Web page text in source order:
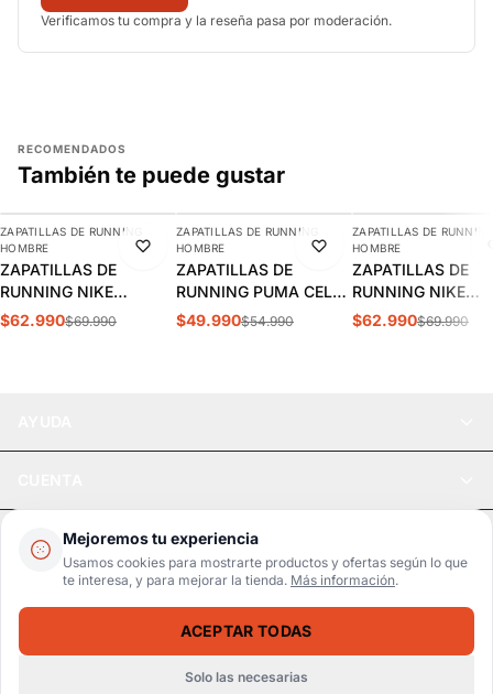
Mejoremos tu experiencia
Usamos cookies para mostrarte productos y ofertas según lo que
te interesa, y para mejorar la tienda. Más información.
ACEPTAR TODAS
Solo las necesarias
Verificamos tu compra y la reseña pasa por moderación.
RECOMENDADOS
También te puede gustar
-10%
AGREGAR
ZAPATILLAS DE RUNNING
HOMBRE
ZAPATILLAS DE
RUNNING NIKE
REVOLUTION 8
$62.990$69.990
-9%
AGREGAR
ZAPATILLAS DE RUNNING
HOMBRE
ZAPATILLAS DE
RUNNING PUMA CELL
THRILL HOMBRE |
$49.990$54.990
-10%
ZAPATILLAS DE
HOMBRE
ZAPATILLAS DE
RUNNING NIKE
REVOLUTION 8
$62.990$69.990
ZAPATILLAS DE RUNNING REEBOK ROAD PRIME UNISEX 100208663
LEGAL
Pago seguro SSL / Datos protegidos
Realsport © 2026
WebPay MercadoPago Tarjetas